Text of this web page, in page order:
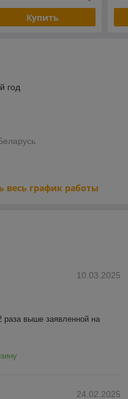
Купить
год
весь график работы
10.03.2025
раза выше заявленной на
24.02.2025